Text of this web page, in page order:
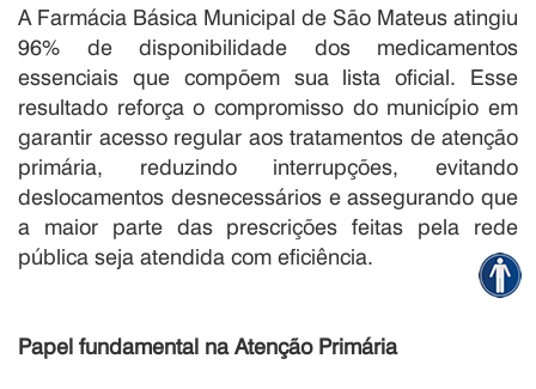
A Farmácia Básica Municipal de São Mateus atingiu
96% de disponibilidade dos medicamentos
essenciais que compõem sua lista oficial. Esse
resultado reforça o compromisso do município em
garantir acesso regular aos tratamentos de atenção
primária, reduzindo interrupções, evitando
deslocamentos desnecessários e assegurando que
a maior parte das prescrições feitas pela rede
pública seja atendida com eficiência.
Papel fundamental na Atenção Primária